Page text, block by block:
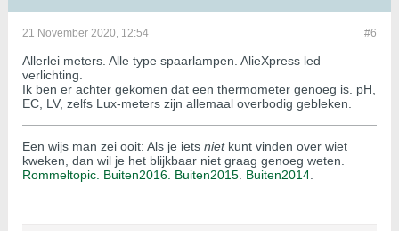
#6
21 November 2020, 12:54
Allerlei meters. Alle type spaarlampen. AlieXpress led
verlichting.
Ik ben er achter gekomen dat een thermometer genoeg is. pH,
EC, LV, zelfs Lux-meters zijn allemaal overbodig gebleken.
Een wijs man zei ooit: Als je iets nietkunt vinden over wiet
kweken, dan wil je het blijkbaar niet graag genoeg weten.
Rommeltopic. Buiten2016. Buiten2015 Buiten2014